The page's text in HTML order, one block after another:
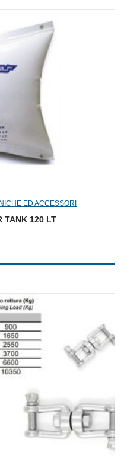
ED ACCESSORI
TANK 120 LT
141,00 €.
è: 70,50 €.